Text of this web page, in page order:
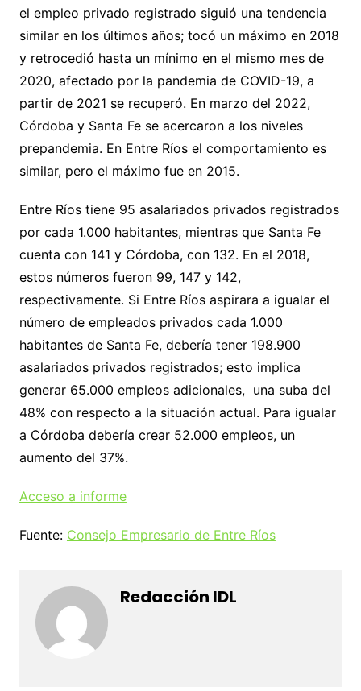
el empleo privado registrado siguió una tendencia
similar en los últimos años; tocó un máximo en 2018
y retrocedió hasta un mínimo en el mismo mes de
2020, afectado por la pandemia de COVID-19, a
partir de 2021 se recuperó. En marzo del 2022,
Córdoba y Santa Fe se acercaron a los niveles
prepandemia. En Entre Ríos el comportamiento es
similar, pero el máximo fue en 2015.
Entre Ríos tiene 95 asalariados privados registrados
por cada 1.000 habitantes, mientras que Santa Fe
cuenta con 141 y Córdoba, con 132. En el 2018,
estos números fueron 99, 147 y 142,
respectivamente. Si Entre Ríos aspirara a igualar el
número de empleados privados cada 1.000
habitantes de Santa Fe, debería tener 198.900
asalariados privados registrados; esto implica
generar 65.000 empleos adicionales, una suba del
48% con respecto a la situación actual. Para igualar
a Córdoba debería crear 52.000 empleos, un
aumento del 37%.
Acceso a informe
Fuente: Consejo Empresario de Entre Ríos
Redacción IDL